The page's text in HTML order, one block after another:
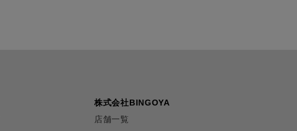
株式会社BINGOYA
店舗一覧